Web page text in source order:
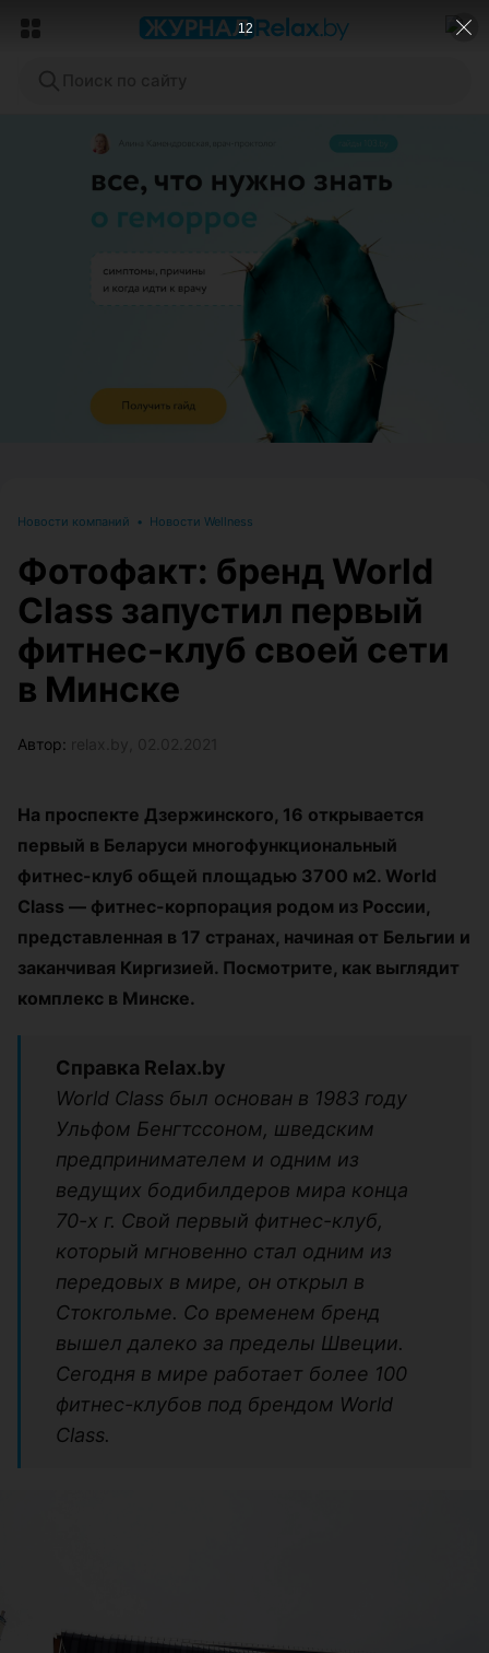
ЭФФЕКТИВНАЯ РЕКЛАМА НА САЙТЕ
Новости компаний • Новости Wellness
Фотофакт: бренд World
Class запустил первый
фитнес-клуб своей сети
в Минске
Автор:
На проспекте Дзержинского, 16 открывается
первый в Беларуси многофункциональный
фитнес-клуб общей площадью 3700 м2. World
Class — фитнес-корпорация родом из России,
представленная в 17 странах, начиная от Бельгии и
заканчивая Киргизией. Посмотрите, как выглядит
комплекс в Минске.
Справка Relax.by
World Class был основан в 1983 году
Ульфом Бенгтссоном, шведским
предпринимателем и одним из
ведущих бодибилдеров мира конца
70-х г. Свой первый фитнес-клуб,
который мгновенно стал одним из
передовых в мире, он открыл в
Стокгольме. Со временем бренд
вышел далеко за пределы Швеции.
Сегодня в мире работает более 100
фитнес-клубов под брендом World
Class.
9